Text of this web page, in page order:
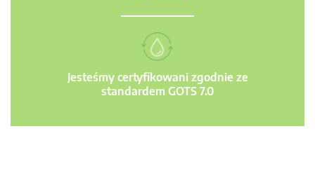
Jesteśmy certyfikowani zgodnie ze
standardem GOTS 7.0